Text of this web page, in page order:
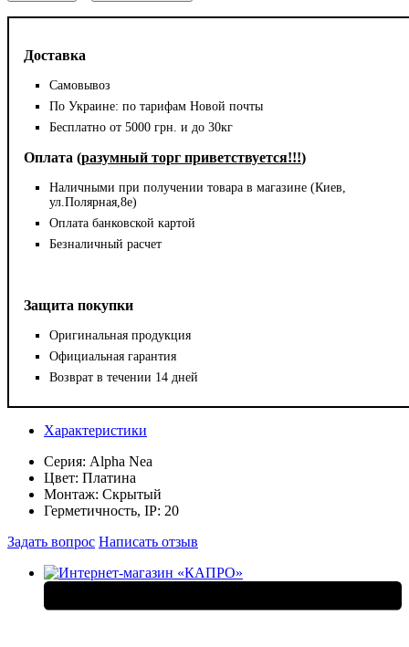
Доставка
Самовывоз
По Украине: по тарифам Новой почты
Бесплатно от 5000 грн. и до 30кг
Оплата (разумный торг приветствуется!!!)
Наличными при получении товара в магазине (Киев,
ул.Полярная,8е)
Оплата банковской картой
Безналичный расчет
Защита покупки
Оригинальная продукция
Официальная гарантия
Возврат в течении 14 дней
Характеристики
Серия: Alpha Nea
Цвет: Платина
Монтаж: Скрытый
Герметичность, IP: 20
Задать вопрос Написать отзыв